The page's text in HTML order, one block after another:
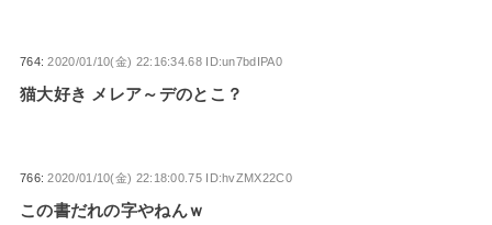
764:2020/01/10(金) 22:16:34.68 ID:un7bdIPA0
猫大好き メレア～デのとこ？
766:2020/01/10(金) 22:18:00.75 ID:hvZMX22C0
この書だれの字やねんｗ